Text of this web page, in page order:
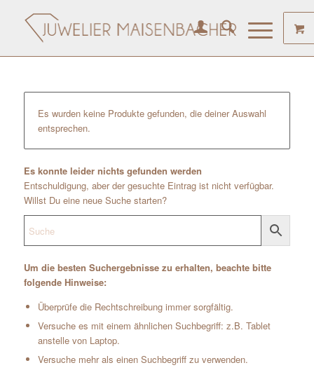
Es wurden keine Produkte gefunden, die deiner Auswahl
entsprechen.
Es konnte leider nichts gefunden werden
Entschuldigung, aber der gesuchte Eintrag ist nicht verfügbar.
Willst Du eine neue Suche starten?
Um die besten Suchergebnisse zu erhalten, beachte bitte
folgende Hinweise:
Überprüfe die Rechtschreibung immer sorgfältig.
Versuche es mit einem ähnlichen Suchbegriff: z.B. Tablet
anstelle von Laptop.
Versuche mehr als einen Suchbegriff zu verwenden.